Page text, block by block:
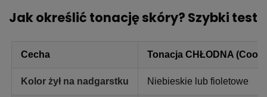
Jak określić tonację skóry? Szybki test
Cecha Tonacja CHŁODNA (Cool)
Kolor żył na nadgarstku Niebieskie lub fioletowe